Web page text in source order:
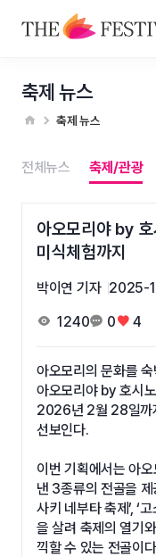
축제 뉴스
축제 뉴스
전체뉴스 축제/관광
아오모리야 by
미식체험까지
박이연 기자 2025-
1240
0 4
아오모리의 문화를
아오모리야 by 호시
2026년 2월 28일까
선보인다.
이번 기획에서는 아
낸 3종류의 전골을 제
사키 네부타 축제’, ‘
을 살려 축제의 열기
끽할 수 있는 전골이